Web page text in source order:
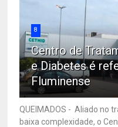
8
Centro de
e Diabetes é
Fluminense
QUEIMADOS - Aliado no
baixa complexidade, o